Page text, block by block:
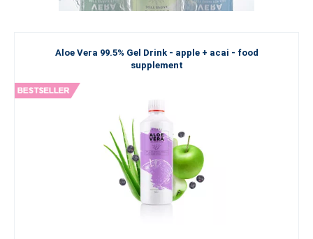
Aloe Vera 99.5% Gel Drink - apple + acai - food
supplement